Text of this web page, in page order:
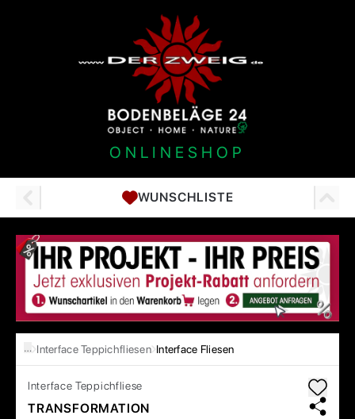
ONLINESHOP
WUNSCHLISTE
… Interface Teppichfliesen Interface Fliesen
Interface Teppichfliese
TRANSFORMATION